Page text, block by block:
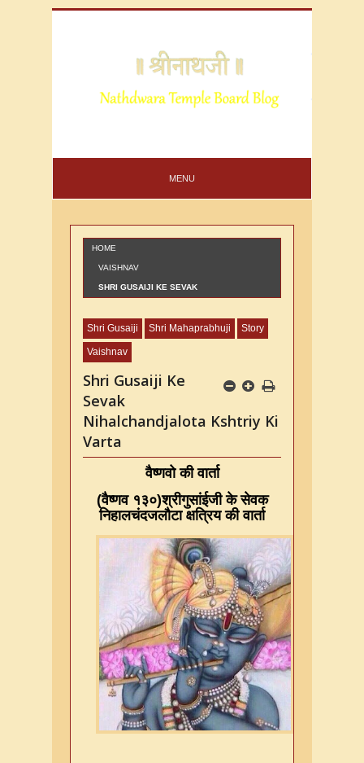
MENU
HOME
VAISHNAV
SHRI GUSAIJI KE SEVAK
Shri Gusaiji Shri Mahaprabhuji Story
Vaishnav
Shri Gusaiji Ke
Sevak
Nihalchandjalota Kshtriy Ki
Varta
वैष्णवो की वार्ता
(वैष्णव १३०)श्रीगुसांईजी के सेवक
निहालचंदजलौटा क्षत्रिय की वार्ता